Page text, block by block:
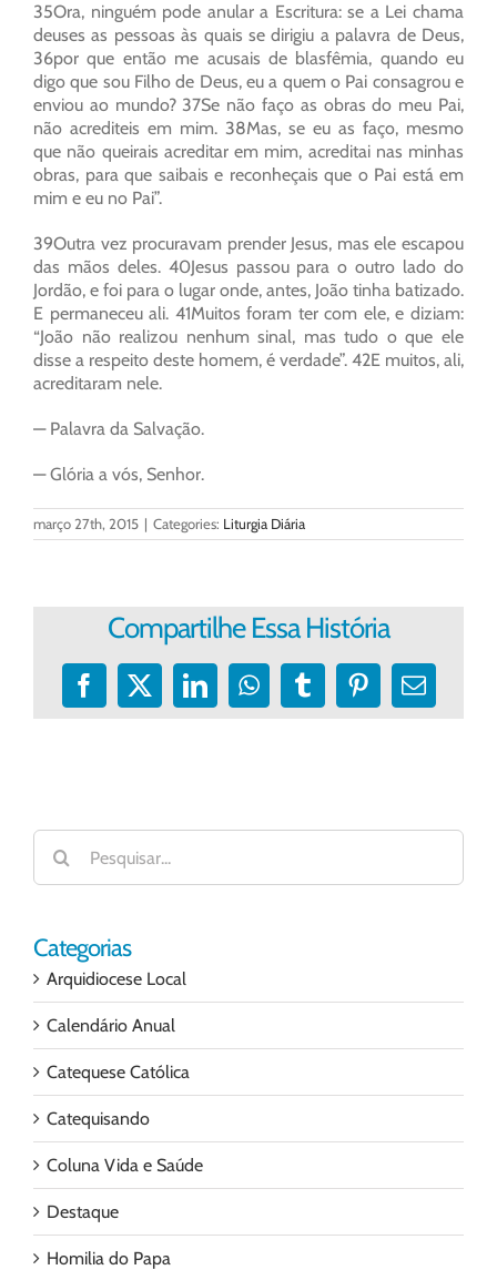
35Ora, ninguém pode anular a Escritura: se a Lei chama
deuses as pessoas às quais se dirigiu a palavra de Deus,
36por que então me acusais de blasfêmia, quando eu
digo que sou Filho de Deus, eu a quem o Pai consagrou e
enviou ao mundo? 37Se não faço as obras do meu Pai,
não acrediteis em mim. 38Mas, se eu as faço, mesmo
que não queirais acreditar em mim, acreditai nas minhas
obras, para que saibais e reconheçais que o Pai está em
mim e eu no Pai”.
39Outra vez procuravam prender Jesus, mas ele escapou
das mãos deles. 40Jesus passou para o outro lado do
Jordão, e foi para o lugar onde, antes, João tinha batizado.
E permaneceu ali. 41Muitos foram ter com ele, e diziam:
“João não realizou nenhum sinal, mas tudo o que ele
disse a respeito deste homem, é verdade”. 42E muitos, ali,
acreditaram nele.
— Palavra da Salvação.
— Glória a vós, Senhor.
março 27th, 2015 | Categories: Liturgia Diária
Compartilhe Essa História
Facebook
X LinkedInWhatsApp
TumblrPinterest
E-
Buscar
resultados
para:
Categorias
Arquidiocese Local
Calendário Anual
Catequese Católica
Catequisando
Coluna Vida e Saúde
Destaque
Homilia do Papa